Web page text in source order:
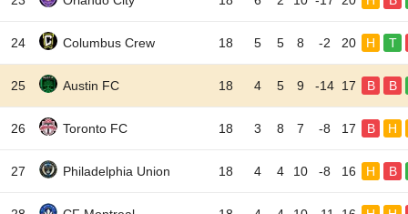
24 Columbus Crew 18 5 5 8 -2 20 H T
25 Austin FC 18 4 5 9 -14 17 B B
26 Toronto FC 18 3 8 7 -8 17 B H
27 Philadelphia Union 18 4 4 10 -8 16 H B